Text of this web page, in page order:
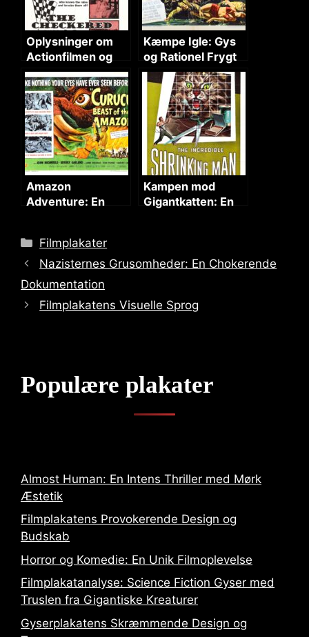
Oplysninger om
Actionfilmen og
Dens Plakatdesign
Kæmpe Igle: Gys
og Rationel Frygt
fra 1950’erne
Amazon
Adventure: En
Kampen mod
Gigantkatten: En
Categories
Filmplakater
Nazisternes Grusomheder: En Chokerende
Dokumentation
Filmplakatens Visuelle Sprog
Populære plakater
Almost Human: En Intens Thriller med Mørk
Æstetik
Filmplakatens Provokerende Design og
Budskab
Horror og Komedie: En Unik Filmoplevelse
Filmplakatanalyse: Science Fiction Gyser med
Truslen fra Gigantiske Kreaturer
Gyserplakatens Skræmmende Design og